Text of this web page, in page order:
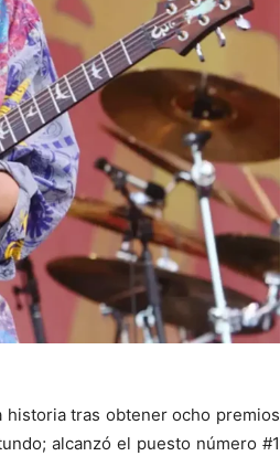
tras obtener ocho premios
alcanzó el puesto número #1